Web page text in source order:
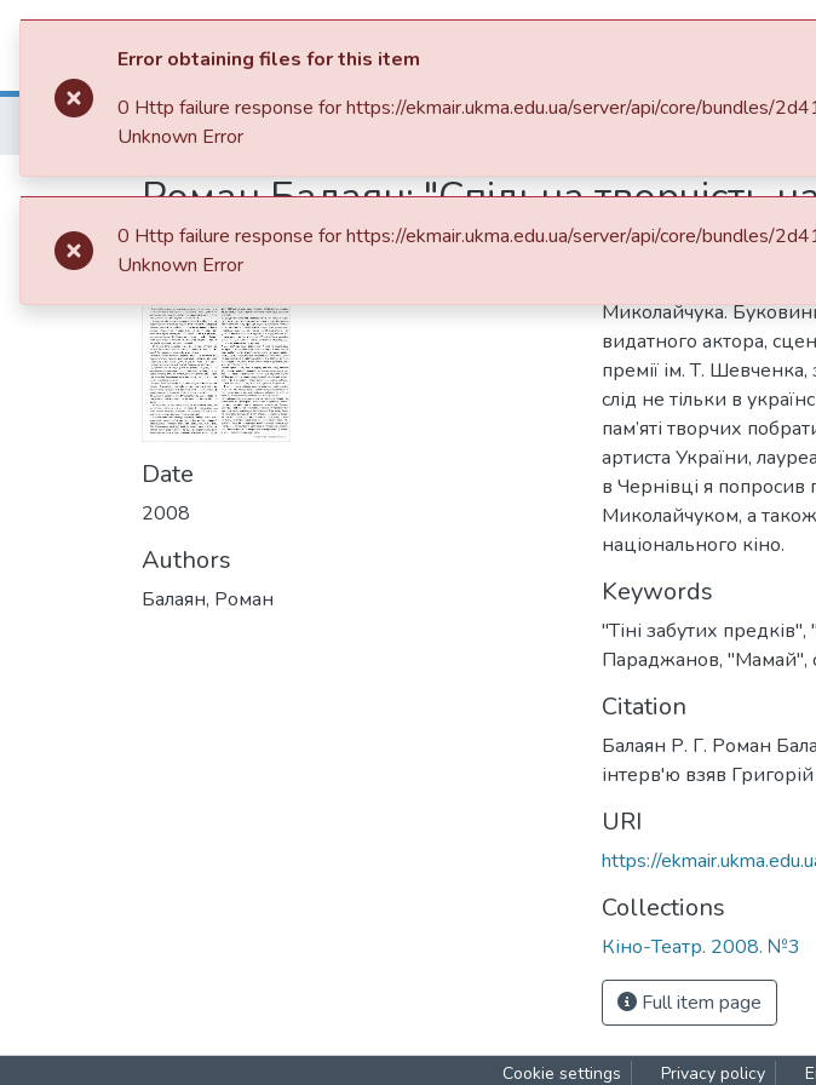
Communities & Collections
Home 013. Видання НаУКМА Кіно-Театр. 2008. №3
Роман Балаян: "Спільна творчість
Date
2008
Authors
Балаян, Роман
Abstract
Миколайчука.
видатного актора,
премії ім. Т.
слід не тільки в
пам’яті творчих
артиста України,
в Чернівці я попросив
Миколайчуком, а
національного кіно.
Keywords
"Тіні забутих предків",
Параджанов, "Мамай",
Citation
Балаян Р. Г. Роман
інтерв'ю взяв
URI
https://
Collections
Кіно-Театр. 2008. №3
Full item page
Cookie settings Privacy policy
Error obtaining files for this item
0 Http failure response for https://ekmair.ukma.edu.ua/server/api/core/
Unknown Error
0 Http failure response for https://ekmair.ukma.edu.ua/server/api/core/
Unknown Error